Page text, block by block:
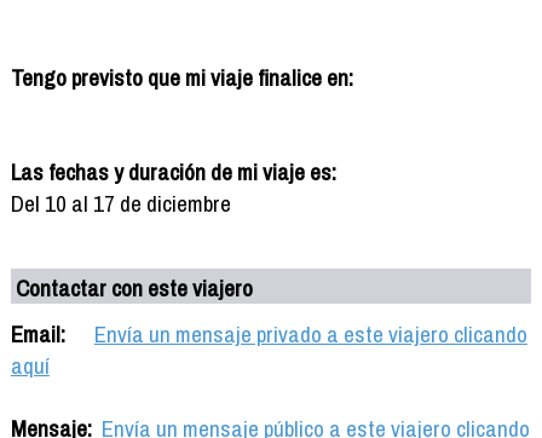
Tengo previsto que mi viaje finalice en:
Las fechas y duración de mi viaje es:
Del 10 al 17 de diciembre
Contactar con este viajero
Email:
Envía un mensaje privado a este viajero clicando
aquí
Mensaje: Envía un mensaje público a este viajero clicando